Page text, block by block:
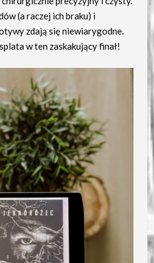
(a raczej ich braku) i
zdają się niewiarygodne.
w ten zaskakujący finał!